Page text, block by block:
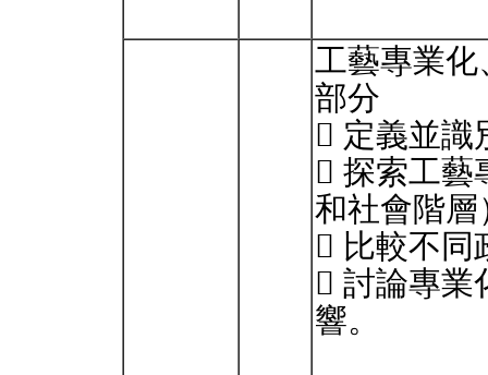
工藝專業
部分
 定義並識
 探索工藝
和社會階
 比較不同
 討論專業
響。